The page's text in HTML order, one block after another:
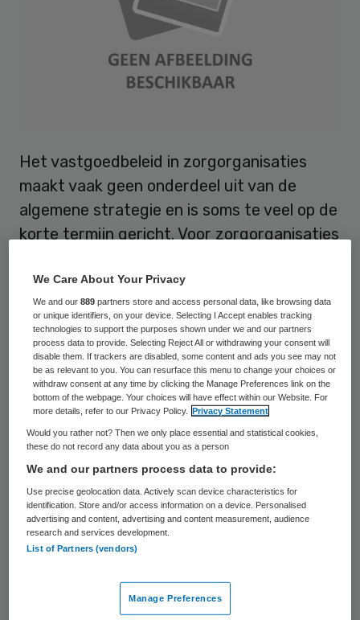
Het vastgoedbeleid in zorgorganisaties
maakt vaak geen onderdeel uit van de
algemene strategie en is soms te veel op de
korte termijn gericht. Voor zorgorganisaties
nodig.
Vastgoed vormt een belangrijke pijler voor
de realisatie van de strategie van een
zorginstelling. Een goede analyse van het
vastgoed als basis van toekomstgericht
portefeuillebeleid zal bijdragen aan het
verbeteren van het rendement van uw
organisatie. Bovendien is het hebben van
een integraal vastgoedbeleid, naast een
goede business case, voor banken een
belangrijke voorwaarde om uw vastgoed te
We Care About Your Privacy
We and our889 partners store and access personal data, like browsing data
or unique identifiers, on your device. Selecting I Accept enables tracking
technologies to support the purposes shown under we and our partners
process data to provide. Selecting Reject All or withdrawing your consent will
disable them. If trackers are disabled, some content and ads you see may not
be as relevant to you. You can resurface this menu to change your choices or
withdraw consent at any time by clicking the Manage Preferences link on the
bottom of the webpage. Your choices will have effect within our Website. For
more details, refer to our Privacy Policy.
Privacy Statement
Would you rather not? Then we only place essential and statistical cookies,
these do not record any data about you as a person
We and our partners process data to provide:
Use precise geolocation data. Actively scan device characteristics for
identification. Store and/or access information on a device. Personalised
advertising and content, advertising and content measurement, audience
research and services development.
List of Partners (vendors)
Manage Preferences